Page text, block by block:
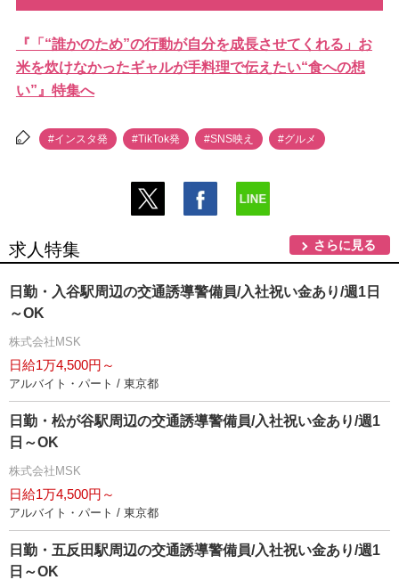
『「“誰かのため”の行動が自分を成長させてくれる」お
米を炊けなかったギャルが手料理で伝えたい“食への想
い”』特集へ
#インスタ発 #TikTok発 #SNS映え #グルメ
求人特集 さらに見る
日勤・入谷駅周辺の交通誘導警備員/入社祝い金あり/週1日
～OK
株式会社MSK
日給1万4,500円～
アルバイト・パート / 東京都
日勤・松が谷駅周辺の交通誘導警備員/入社祝い金あり/週1
日～OK
株式会社MSK
日給1万4,500円～
アルバイト・パート / 東京都
日勤・五反田駅周辺の交通誘導警備員/入社祝い金あり/週1
日～OK